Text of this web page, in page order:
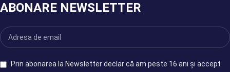
ABONARE NEWSLETTER
Prin abonarea la Newsletter declar că am peste 16 ani și accept